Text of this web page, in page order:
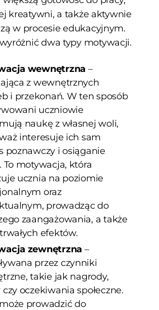
kreatywni, a także aktywnie
w procesie edukacyjnym.
dwa typy motywacji.
wewnętrzna –
z wewnętrznych
i przekonań. W ten sposób
uczniowie
naukę z własnej woli,
interesuje ich sam
poznawczy i osiąganie
To motywacja, która
ucznia na poziomie
oraz
prowadząc do
zaangażowania, a także
efektów.
zewnętrzna –
przez czynniki
takie jak nagrody,
oczekiwania społeczne.
prowadzić do